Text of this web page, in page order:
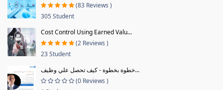
(83 Reviews )
305 Student
Cost Control Using Earned Valu...
(2 Reviews )
23 Student
خطوة بخطوة - كيف تحصل علي وظيف...
(0 Reviews )